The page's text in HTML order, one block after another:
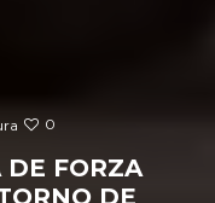
0
FORZA
DE